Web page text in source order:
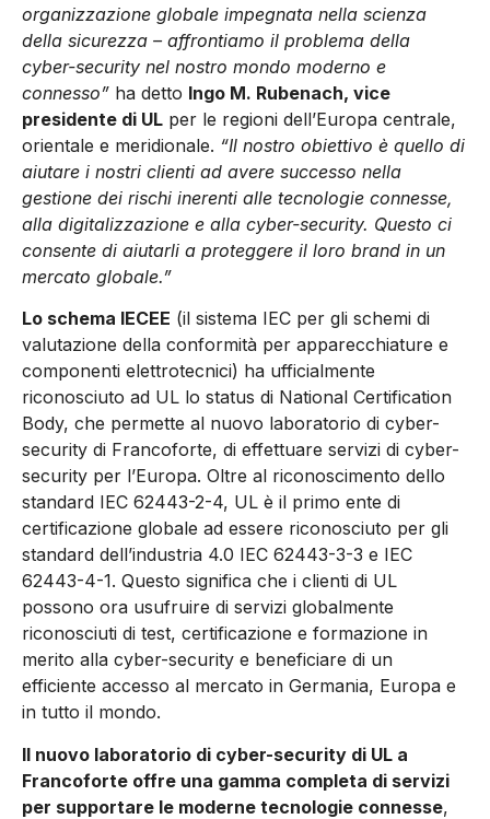
organizzazione globale impegnata nella scienza
della sicurezza – affrontiamo il problema della
cyber-security nel nostro mondo moderno e
connesso” ha detto Ingo M. Rubenach, vice
presidente di UL per le regioni dell’Europa centrale,
orientale e meridionale. “Il nostro obiettivo è quello di
aiutare i nostri clienti ad avere successo nella
gestione dei rischi inerenti alle tecnologie connesse,
alla digitalizzazione e alla cyber-security. Questo ci
consente di aiutarli a proteggere il loro brand in un
mercato globale.”
Lo schema IECEE (il sistema IEC per gli schemi di
valutazione della conformità per apparecchiature e
componenti elettrotecnici) ha ufficialmente
riconosciuto ad UL lo status di National Certification
Body, che permette al nuovo laboratorio di cyber-
security di Francoforte, di effettuare servizi di cyber-
security per l’Europa. Oltre al riconoscimento dello
standard IEC 62443-2-4, UL è il primo ente di
certificazione globale ad essere riconosciuto per gli
standard dell’industria 4.0 IEC 62443-3-3 e IEC
62443-4-1. Questo significa che i clienti di UL
possono ora usufruire di servizi globalmente
riconosciuti di test, certificazione e formazione in
merito alla cyber-security e beneficiare di un
efficiente accesso al mercato in Germania, Europa e
in tutto il mondo.
Il nuovo laboratorio di cyber-security di UL a
Francoforte offre una gamma completa di servizi
per supportare le moderne tecnologie connesse,